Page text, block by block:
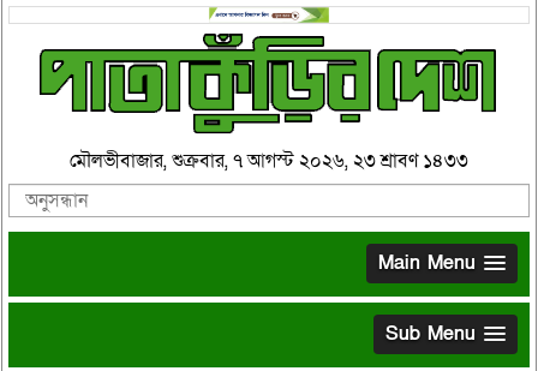
মৌলভীবাজার, শুক্রবার, ৭ আগস্ট ২০২৬, ২৩ শ্রাবণ ১৪৩৩
Main Menu
Sub Menu